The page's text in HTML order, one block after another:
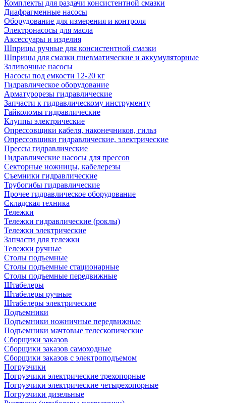
Комплекты для раздачи консистентной смазки
Диафрагменные насосы
Оборудование для измерения и контроля
Электронасосы для масла
Аксессуары и изделия
Шприцы ручные для консистентной смазки
Шприцы для смазки пневматические и аккумуляторные
Заливочные насосы
Насосы под емкости 12-20 кг
Гидравлическое оборудование
Арматурорезы гидравлические
Запчасти к гидравлическому инструменту
Гайколомы гидравлические
Клуппы электрические
Опрессовщики кабеля, наконечников, гильз
Опрессовщики гидравлические, электрические
Прессы гидравлические
Гидравлические насосы для прессов
Секторные ножницы, кабелерезы
Съемники гидравлические
Трубогибы гидравлические
Прочее гидравлическое оборудование
Складская техника
Тележки
Тележки гидравлические (роклы)
Тележки электрические
Запчасти для тележки
Тележки ручные
Столы подъемные
Столы подъемные стационарные
Столы подъемные передвижные
Штабелеры
Штабелеры ручные
Штабелеры электрические
Подъемники
Подъемники ножничные передвижные
Подъемники мачтовые телескопические
Сборщики заказов
Сборщики заказов самоходные
Сборщики заказов с электроподъемом
Погрузчики
Погрузчики электрические трехопорные
Погрузчики электрические четырехопорные
Погрузчики дизельные